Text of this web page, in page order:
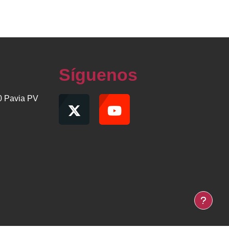
Pavia PV
Síguenos